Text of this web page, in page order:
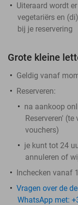
Uiteraard wordt
vegetariërs en
bij je reservering
Grote kleine
Geldig vanaf
Reserveren:
na aankoop
Reserveren'
vouchers)
je kunt tot 24
annuleren of
Inchecken vanaf
Vragen over de
WhatsApp met: